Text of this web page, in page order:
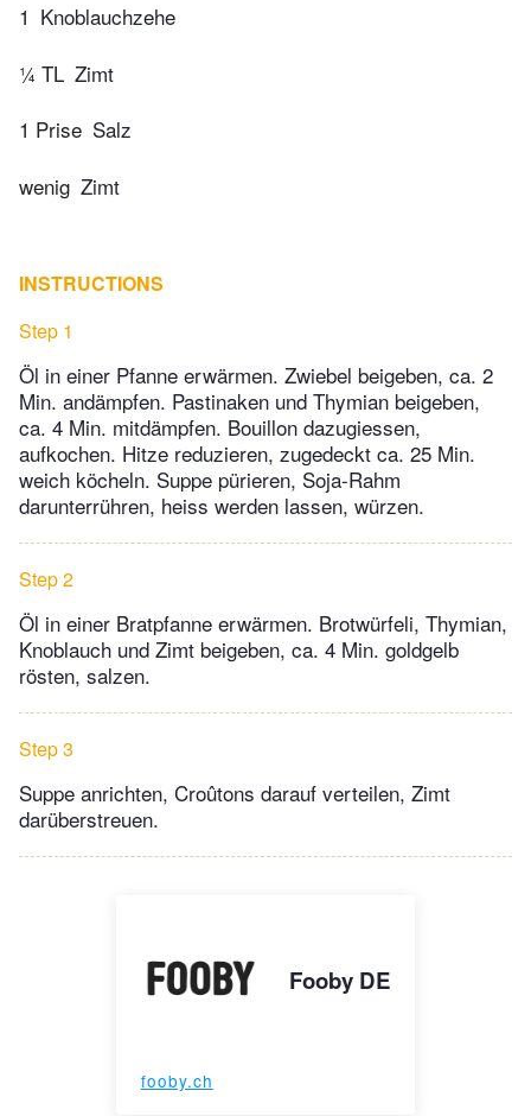
1 Knoblauchzehe
¼ TL Zimt
1 Prise Salz
wenig Zimt
INSTRUCTIONS
Step 1
Öl in einer Pfanne erwärmen. Zwiebel beigeben, ca. 2
Min. andämpfen. Pastinaken und Thymian beigeben,
ca. 4 Min. mitdämpfen. Bouillon dazugiessen,
aufkochen. Hitze reduzieren, zugedeckt ca. 25 Min.
weich köcheln. Suppe pürieren, Soja-Rahm
darunterrühren, heiss werden lassen, würzen.
Step 2
Öl in einer Bratpfanne erwärmen. Brotwürfeli, Thymian,
Knoblauch und Zimt beigeben, ca. 4 Min. goldgelb
rösten, salzen.
Step 3
Suppe anrichten, Croûtons darauf verteilen, Zimt
darüberstreuen.
Fooby DE
fooby.ch